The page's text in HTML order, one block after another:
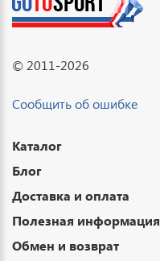
© 2011-2026
Сообщить об ошибке
Каталог
Блог
Доставка и оплата
Полезная информация
Обмен и возврат